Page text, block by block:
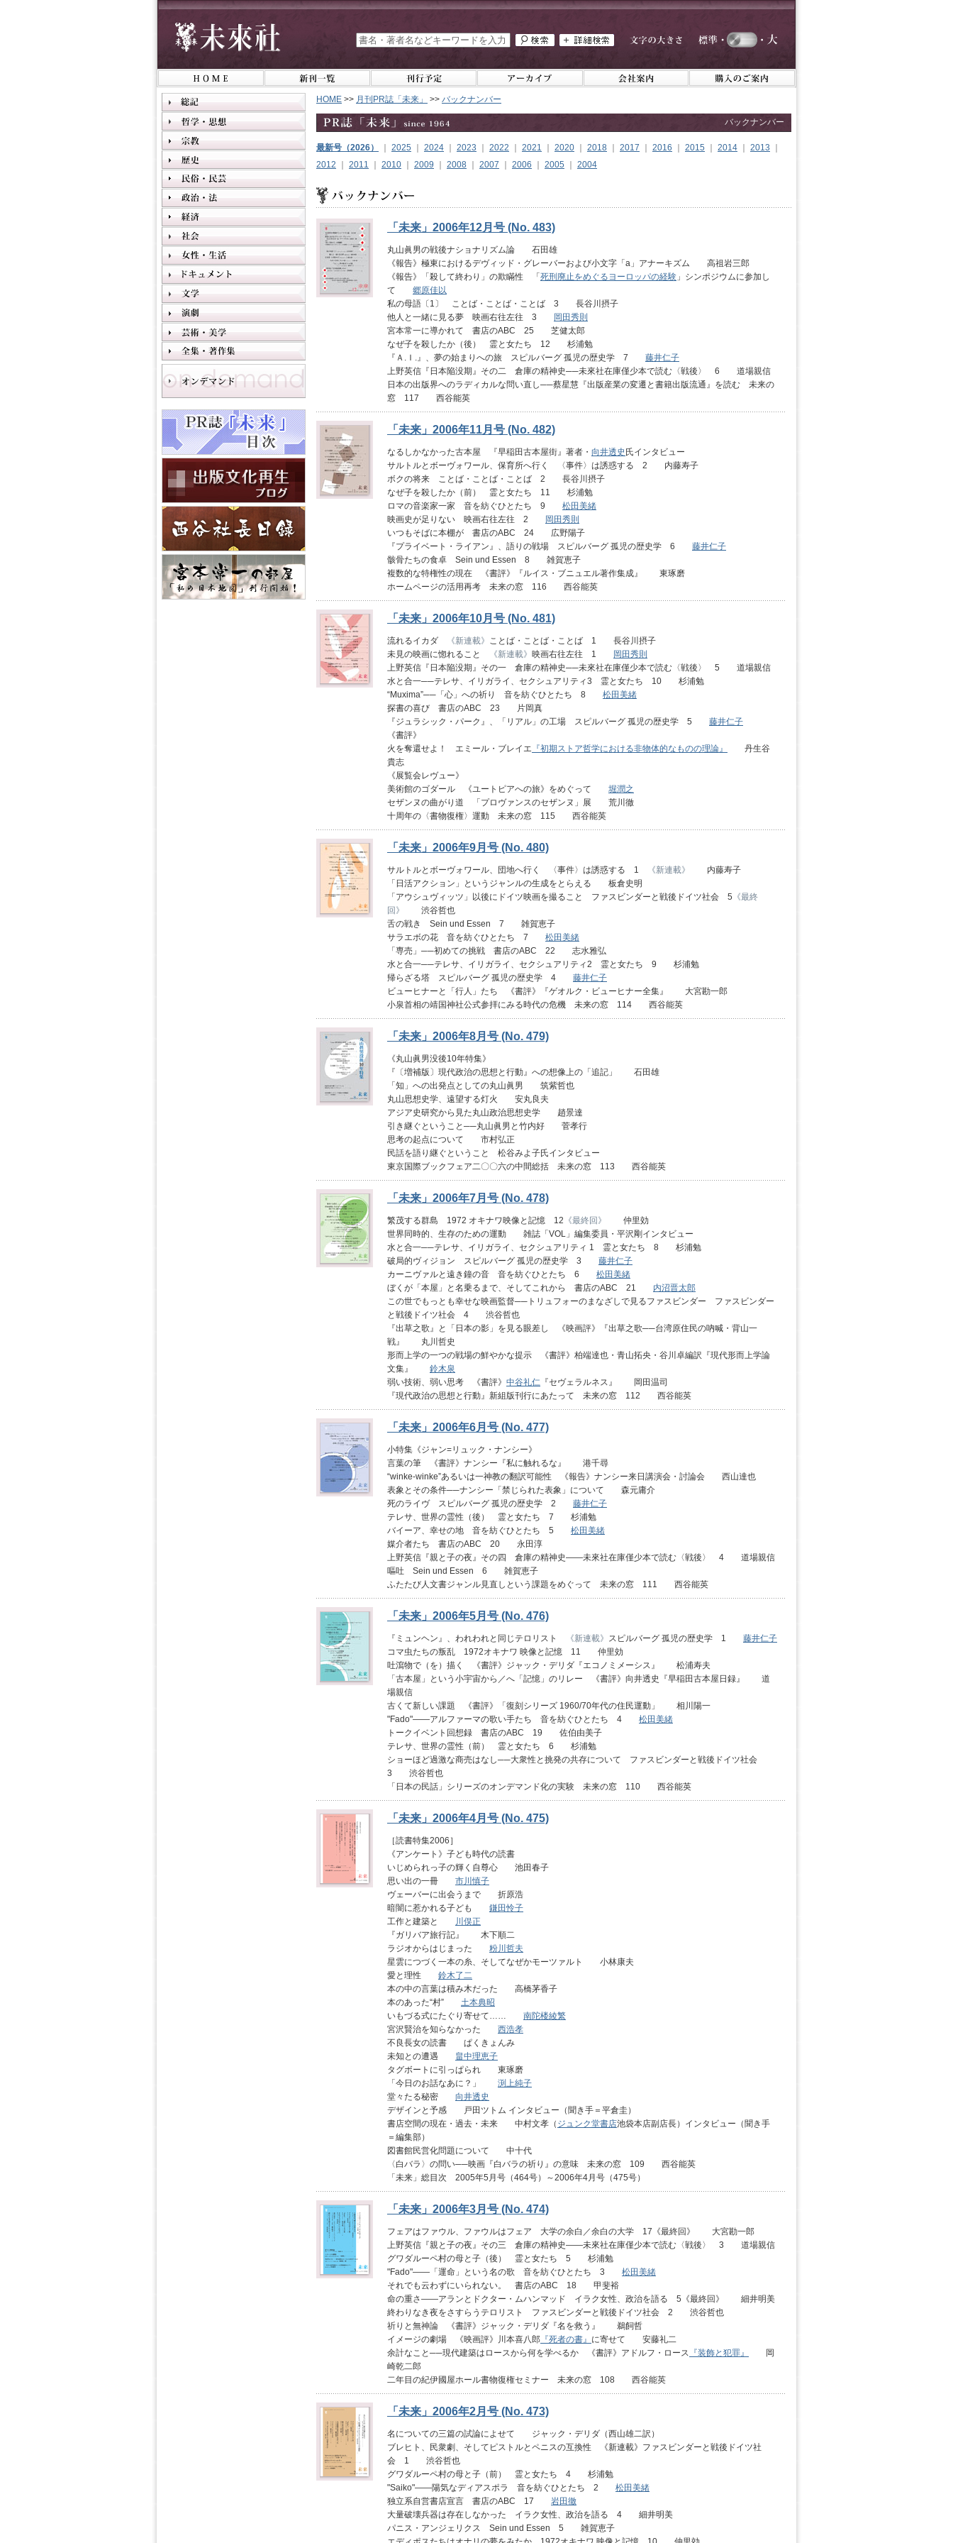
HOME >> 月刊PR誌「未来」 >> バックナンバー
バックナンバー
最新号（2026） 2025 2024 2023 2022 2021 2020 2018 2017 2016 2015 2014 2013
2012
2011 2010 2009 2008 2007 2006 2005 2004
「未来」2006年12月号 (No. 483)
丸山眞男の戦後ナショナリズム論 石田雄
《報告》極東におけるデヴィッド・グレーバーおよび小文字「a」アナーキズム 高祖岩三郎
《報告》「殺して終わり」の欺瞞性 「 死刑廃止をめぐるヨーロッパの経験 」シンポジウムに参加し
て 郷原佳以
私の母語〔1〕 ことば・ことば・ことば 3 長谷川摂子
他人と一緒に見る夢 映画右往左往 3
岡田秀則
宮本常一に導かれて 書店のABC 25 芝健太郎
なぜ子を殺したか（後） 霊と女たち 12 杉浦勉
『Ａ.Ｉ.』、夢の始まりへの旅 スピルバーグ 孤児の歴史学 7 藤井仁子
上野英信『日本陥没期』その二 倉庫の精神史──未來社在庫僅少本で読む〈戦後〉 6 道場親信
日本の出版界へのラディカルな問い直し──蔡星慧『出版産業の変遷と書籍出版流通』を読む 未来の
窓 117 西谷能英
「未来」2006年11月号 (No. 482)
なるしかなかった古本屋 『早稲田古本屋街』著者・ 向井透史 氏インタビュー
サルトルとボーヴォワール、保育所へ行く 〈事件〉は誘惑する 2 内藤寿子
ボクの将来 ことば・ことば・ことば 2 長谷川摂子
なぜ子を殺したか（前） 霊と女たち 11 杉浦勉
ロマの音楽家一家 音を紡ぐひとたち 9 松田美緒
映画史が足りない 映画右往左往 2
岡田秀則
いつもそばに本棚が 書店のABC 24 広野陽子
『プライベート・ライアン』、語りの戦場 スピルバーグ 孤児の歴史学 6 藤井仁子
骸骨たちの食卓 Sein und Essen 8 雑賀恵子
複数的な特権性の現在 《書評》『ルイス・ブニュエル著作集成』 東琢磨
ホームページの活用再考 未来の窓 116 西谷能英
「未来」2006年10月号 (No. 481)
流れるイカダ 《新連載》 ことば・ことば・ことば 1 長谷川摂子
未見の映画に惚れること
《新連載》 映画右往左往 1
岡田秀則
上野英信『日本陥没期』その一 倉庫の精神史──未來社在庫僅少本で読む〈戦後〉 5 道場親信
水と合一──テレサ、イリガライ、セクシュアリティ3 霊と女たち 10 杉浦勉
“Muxima”──「心」への祈り 音を紡ぐひとたち 8 松田美緒
探書の喜び 書店のABC 23 片岡真
『ジュラシック・パーク』、「リアル」の工場 スピルバーグ 孤児の歴史学 5 藤井仁子
《書評》
火を奪還せよ！ エミール・ブレイエ 『初期ストア哲学における非物体的なものの理論』
丹生谷
貴志
《展覧会レヴュー》
美術館のゴダール 《ユートピアへの旅》をめぐって 堀潤之
セザンヌの曲がり道 「プロヴァンスのセザンヌ」展 荒川徹
十周年の〈書物復権〉運動 未来の窓 115 西谷能英
「未来」2006年9月号 (No. 480)
サルトルとボーヴォワール、団地へ行く 〈事件〉は誘惑する 1 《新連載》
内藤寿子
「日活アクション」というジャンルの生成をとらえる 板倉史明
「アウシュヴィッツ」以後にドイツ映画を撮ること ファスビンダーと戦後ドイツ社会 5 《最終
回》
渋谷哲也
舌の戦き Sein und Essen 7 雑賀恵子
サラエボの花 音を紡ぐひとたち 7 松田美緒
「専売」──初めての挑戦 書店のABC 22 志水雅弘
水と合一──テレサ、イリガライ、セクシュアリティ2 霊と女たち 9 杉浦勉
帰らざる塔 スピルバーグ 孤児の歴史学 4 藤井仁子
ビューヒナーと「行人」たち 《書評》『ゲオルク・ビューヒナー全集』 大宮勘一郎
小泉首相の靖国神社公式参拝にみる時代の危機 未来の窓 114 西谷能英
「未来」2006年8月号 (No. 479)
《丸山眞男没後10年特集》
『〔増補版〕現代政治の思想と行動』への想像上の「追記」 石田雄
「知」への出発点としての丸山眞男 筑紫哲也
丸山思想史学、遠望する灯火 安丸良夫
アジア史研究から見た丸山政治思想史学 趙景達
引き継ぐということ──丸山眞男と竹内好 菅孝行
思考の起点について 市村弘正
民話を語り継ぐということ 松谷みよ子氏インタビュー
東京国際ブックフェア二〇〇六の中間総括 未来の窓 113 西谷能英
「未来」2006年7月号 (No. 478)
繁茂する群島 1972 オキナワ映像と記憶 12 《最終回》
仲里効
世界同時的、生存のための運動 雑誌「VOL」編集委員・平沢剛インタビュー
水と合一──テレサ、イリガライ、セクシュアリティ 1 霊と女たち 8 杉浦勉
破局的ヴィジョン スピルバーグ 孤児の歴史学 3 藤井仁子
カーニヴァルと遠き鐘の音 音を紡ぐひとたち 6 松田美緒
ぼくが「本屋」と名乗るまで、そしてこれから 書店のABC 21 内沼晋太郎
この世でもっとも幸せな映画監督──トリュフォーのまなざしで見るファスビンダー ファスビンダー
と戦後ドイツ社会 4 渋谷哲也
『出草之歌』と「日本の影」を見る眼差し 《映画評》『出草之歌──台湾原住民の吶喊・背山一
戦』 丸川哲史
形而上学の一つの戦場の鮮やかな提示 《書評》柏端達也・青山拓央・谷川卓編訳『現代形而上学論
文集』 鈴木泉
弱い技術、弱い思考 《書評》 中谷礼仁 『セヴェラルネス』 岡田温司
『現代政治の思想と行動』新組版刊行にあたって 未来の窓 112 西谷能英
「未来」2006年6月号 (No. 477)
小特集《ジャン=リュック・ナンシー》
言葉の筆 《書評》ナンシー『私に触れるな』 港千尋
“winke-winke”あるいは一神教の翻訳可能性 《報告》ナンシー来日講演会・討論会 西山達也
表象とその条件──ナンシー「禁じられた表象」について 森元庸介
死のライヴ スピルバーグ 孤児の歴史学 2 藤井仁子
テレサ、世界の霊性（後） 霊と女たち 7 杉浦勉
バイーア、幸せの地 音を紡ぐひとたち 5 松田美緒
媒介者たち 書店のABC 20 永田淳
上野英信『親と子の夜』その四 倉庫の精神史――未來社在庫僅少本で読む〈戦後〉 4 道場親信
嘔吐 Sein und Essen 6 雑賀恵子
ふたたび人文書ジャンル見直しという課題をめぐって 未来の窓 111 西谷能英
「未来」2006年5月号 (No. 476)
『ミュンヘン』、われわれと同じテロリスト 《新連載》 スピルバーグ 孤児の歴史学 1 藤井仁子
コマ虫たちの叛乱 1972オキナワ 映像と記憶 11 仲里効
吐瀉物で（を）描く 《書評》ジャック・デリダ『エコノミメーシス』 松浦寿夫
「古本屋」という小宇宙から／へ「記憶」のリレー 《書評》向井透史『早稲田古本屋日録』 道
場親信
古くて新しい課題 《書評》「復刻シリーズ 1960/70年代の住民運動」 相川陽一
"Fado"――アルファーマの歌い手たち 音を紡ぐひとたち 4 松田美緒
トークイベント回想録 書店のABC 19 佐伯由美子
テレサ、世界の霊性（前） 霊と女たち 6 杉浦勉
ショーほど過激な商売はなし──大衆性と挑発の共存について ファスビンダーと戦後ドイツ社会
3 渋谷哲也
「日本の民話」シリーズのオンデマンド化の実験 未来の窓 110 西谷能英
「未来」2006年4月号 (No. 475)
［読書特集2006］
《アンケート》子ども時代の読書
いじめられっ子の輝く自尊心 池田春子
思い出の一冊 市川慎子
ヴェーバーに出会うまで 折原浩
暗闇に惹かれる子ども 鎌田怜子
工作と建築と
川俣正
『ガリバア旅行記』 木下順二
ラジオからはじまった 粉川哲夫
星雲につづく一本の糸、そしてなぜかモーツァルト 小林康夫
愛と理性 鈴木了二
本の中の言葉は積み木だった 高橋茅香子
本のあった“村” 土本典昭
いもづる式にたぐり寄せて…… 南陀楼綾繁
宮沢賢治を知らなかった 西浩孝
不良長女の読書 ぱくきょんみ
未知との遭遇 畠中理恵子
タグボートに引っぱられ 東琢磨
「今日のお話なあに？」 渕上純子
堂々たる秘密 向井透史
デザインと予感 戸田ツトム インタビュー（聞き手＝平倉圭）
書店空間の現在・過去・未来 中村文孝（ ジュンク堂書店池袋本店副店長）インタビュー（聞き手
＝編集部）
図書館民営化問題について 中十代
〈白バラ〉の問い──映画『白バラの祈り』の意味 未来の窓 109 西谷能英
「未来」総目次 2005年5月号（464号）～2006年4月号（475号）
「未来」2006年3月号 (No. 474)
フェアはファウル、ファウルはフェア 大学の余白／余白の大学 17 《最終回》
大宮勘一郎
上野英信『親と子の夜』その三 倉庫の精神史――未來社在庫僅少本で読む〈戦後〉 3 道場親信
グワダルーペ村の母と子（後） 霊と女たち 5 杉浦勉
"Fado"――「運命」という名の歌 音を紡ぐひとたち 3 松田美緒
それでも云わずにいられない。 書店のABC 18 甲斐裕
命の重さ――アランとドクター・ムハンマッド イラク女性、政治を語る 5 《最終回》
細井明美
終わりなき夜をさすらうテロリスト ファスビンダーと戦後ドイツ社会 2 渋谷哲也
祈りと無神論
《書評》 ジャック・デリダ『名を救う』 鵜飼哲
イメージの劇場
《映画評》 川本喜八郎 『死者の書』 に寄せて 安藤礼二
余計なこと──現代建築はロースから何を学べるか
《書評》 アドルフ・ロース 『装飾と犯罪』
岡
崎乾二郎
二年目の紀伊國屋ホール書物復権セミナー 未来の窓 108 西谷能英
「未来」2006年2月号 (No. 473)
名についての三篇の試論によせて ジャック・デリダ（西山雄二訳）
ブレヒト、民衆劇、そしてピストルとペニスの互換性
《新連載》 ファスビンダーと戦後ドイツ社
会 1 渋谷哲也
グワダルーペ村の母と子（前） 霊と女たち 4 杉浦勉
"Saiko"――陽気なディアスポラ 音を紡ぐひとたち 2 松田美緒
独立系自営書店宣言 書店のABC 17 岩田徹
大量破壊兵器は存在しなかった イラク女性、政治を語る 4 細井明美
パニス・アンジェリクス Sein und Essen 5 雑賀恵子